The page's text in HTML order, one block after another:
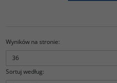
Wyników na stronie:
Sortuj według: